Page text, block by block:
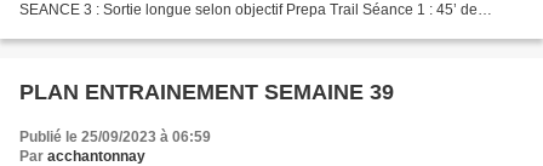
SEANCE 3 : Sortie longue selon objectif Prepa Trail Séance 1 : 45’ de
PLAN ENTRAINEMENT SEMAINE 39
Publié le 25/09/2023 à 06:59
Par acchantonnay